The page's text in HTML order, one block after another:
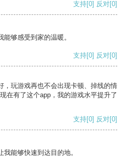
支持[0] 反对[0]
够感受到家的温暖。
支持[0] 反对[0]
，玩游戏再也不会出现卡顿、掉线的情
在有了这个app，我的游戏水平提升了
支持[0] 反对[0]
能够快速到达目的地。